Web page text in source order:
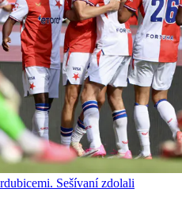
Sešívaní zdolali